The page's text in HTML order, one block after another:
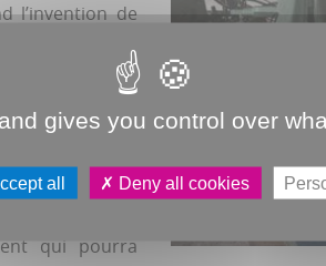
l’invention de
au cylindre de
: recevoir le
départager les
:
celle-ci est la
de Cocagne.
qui pourra
gives you control over
all Deny all cookies